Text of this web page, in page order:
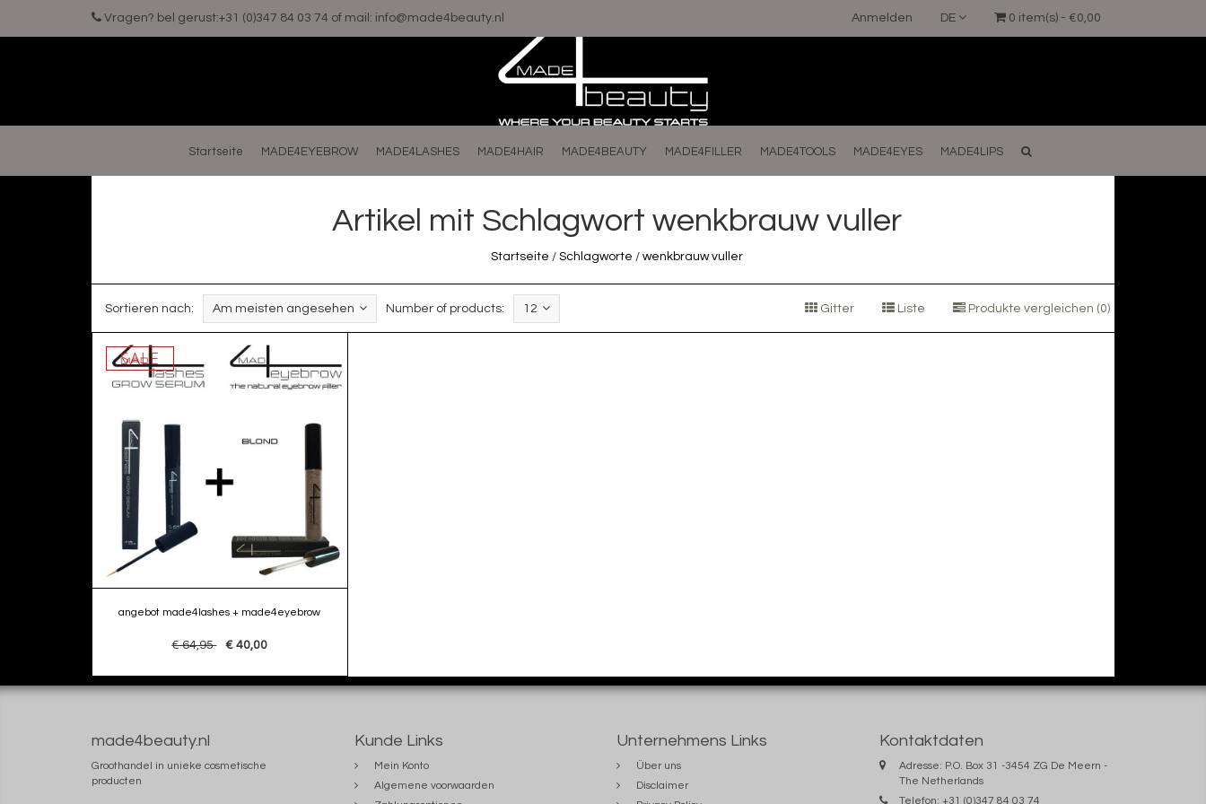
Vragen? bel gerust:+31 (0)347 84 03 74 of mail: info@made4beauty.nl 0 item(s) - €0,00
DE
Anmelden
Startseite MADE4EYEBROW MADE4LASHES MADE4HAIR MADE4BEAUTY MADE4FILLER MADE4TOOLS MADE4EYES MADE4LIPS
Artikel mit Schlagwort wenkbrauw vuller
Startseite / Schlagworte / wenkbrauw vuller
Sortieren nach: Am meisten angesehen Number of products: 12 Gitter Liste Produkte vergleichen (0)
SALE
angebot made4lashes + made4eyebrow
€ 64,95 € 40,00
made4beauty.nl
Groothandel in unieke cosmetische
producten
Kunde Links
Mein Konto
Algemene voorwaarden
Unternehmens Links
Über uns
Disclaimer
Kontaktdaten
Adresse: P.O. Box 31 -3454 ZG De Meern -
The Netherlands
Telefon: +31 (0)347 84 03 74